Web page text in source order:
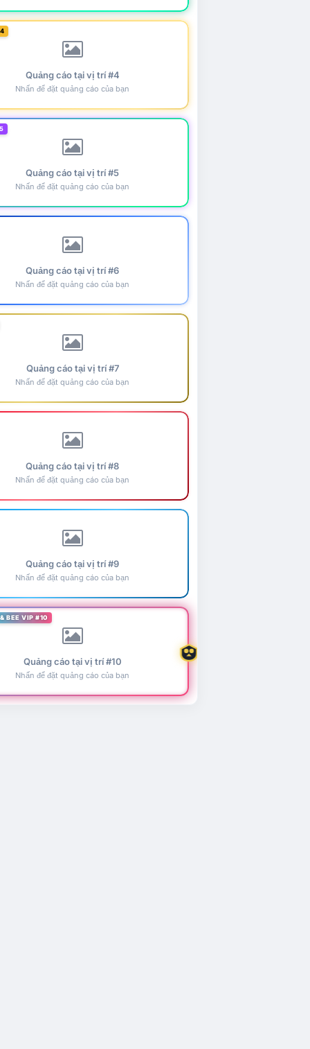
Quảng cáo tại vị trí #4
Nhấn để đặt quảng cáo của bạn
Quảng cáo tại vị trí #5
Nhấn để đặt quảng cáo của bạn
Quảng cáo tại vị trí #6
Nhấn để đặt quảng cáo của bạn
Quảng cáo tại vị trí #7
Nhấn để đặt quảng cáo của bạn
Quảng cáo tại vị trí #8
Nhấn để đặt quảng cáo của bạn
Quảng cáo tại vị trí #9
Nhấn để đặt quảng cáo của bạn
BEE VIP #10
Quảng cáo tại vị trí #10
Nhấn để đặt quảng cáo của bạn